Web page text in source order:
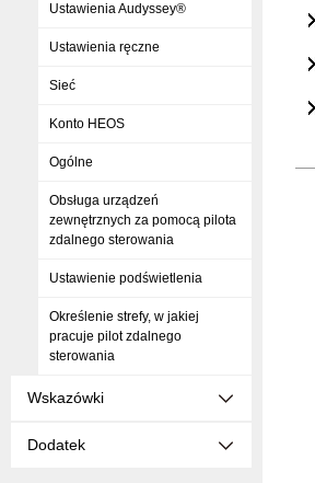
Ustawienia Audyssey®
Ustawienia ręczne
Sieć
Konto HEOS
Ogólne
Obsługa urządzeń
zewnętrznych za pomocą pilota
zdalnego sterowania
Ustawienie podświetlenia
Określenie strefy, w jakiej
pracuje pilot zdalnego
sterowania
Wskazówki
Dodatek